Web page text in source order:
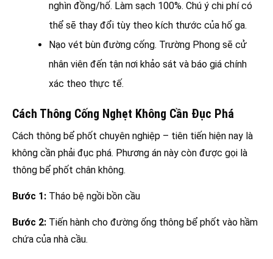
nghìn đồng/hố. Làm sạch 100%. Chú ý chi phí có
thể sẽ thay đổi tùy theo kích thước của hố ga.
Nạo vét bùn đường cống. Trường Phong sẽ cử
nhân viên đến tận nơi khảo sát và báo giá chính
xác theo thực tế.
Cách Thông Cống Nghẹt Không Cần Đục Phá
Cách thông bể phốt chuyên nghiệp – tiên tiến hiện nay là
không cần phải đục phá. Phương án này còn được gọi là
thông bể phốt chân không.
Bước 1: Tháo bệ ngồi bồn cầu
Bước 2: Tiến hành cho đường ống thông bể phốt vào hầm
chứa của nhà cầu.